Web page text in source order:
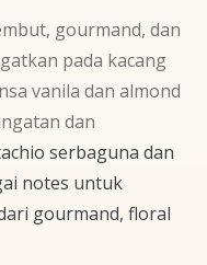
gourmand, dan
pada kacang
vanila dan almond
dan
serbaguna dan
notes untuk
gourmand, floral